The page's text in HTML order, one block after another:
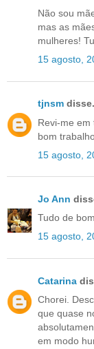
Não sou
mas as
mulheres!
15 agosto,
tjnsm
Revi-me
bom
15 agosto,
Jo Ann
Tudo de
15 agosto,
Catarina
Chorei.
que quase
em modo